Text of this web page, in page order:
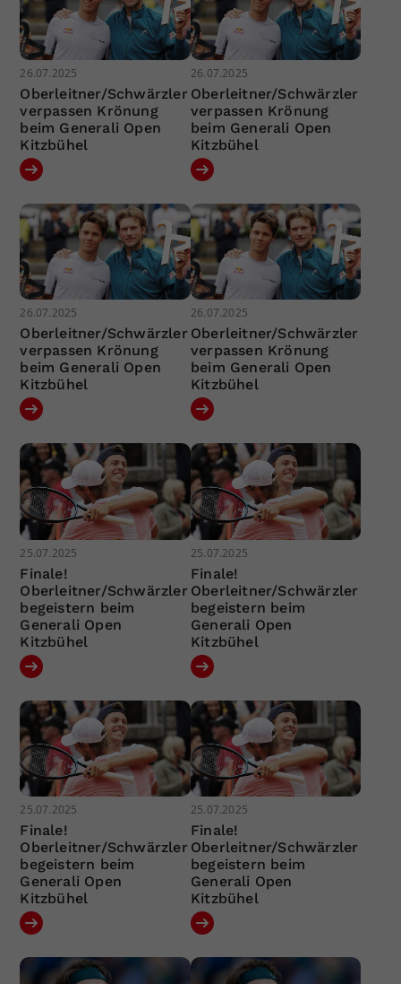
26.07.2025
Oberleitner/Schwärzler
verpassen Krönung
beim Generali Open
Kitzbühel
26.07.2025
Oberleitner/Schwärzler
verpassen Krönung
beim Generali Open
Kitzbühel
26.07.2025
Oberleitner/Schwärzler
verpassen Krönung
beim Generali Open
Kitzbühel
26.07.2025
Oberleitner/Schwärzler
verpassen Krönung
beim Generali Open
Kitzbühel
25.07.2025
Finale!
Oberleitner/Schwärzler
begeistern beim
Generali Open
Kitzbühel
25.07.2025
Finale!
Oberleitner/Schwärzler
begeistern beim
Generali Open
Kitzbühel
25.07.2025
Finale!
Oberleitner/Schwärzler
begeistern beim
Generali Open
Kitzbühel
25.07.2025
Finale!
Oberleitner/Schwärzler
begeistern beim
Generali Open
Kitzbühel